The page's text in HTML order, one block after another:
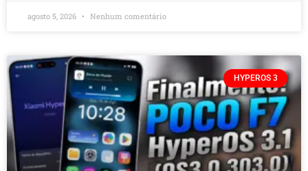
agosto 5, 2026 Nenhum comentário
HYPEROS 3